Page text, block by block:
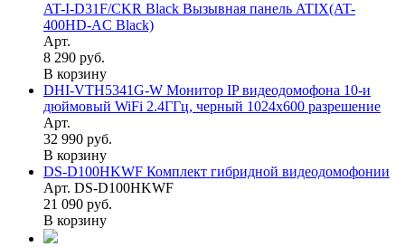
AT-I-D31F/CKR Black Вызывная панель ATIX(AT-
400HD-AC Black)
Арт.
8 290 руб.
В корзину
DHI-VTH5341G-W Монитор IP видеодомофона 10-и
дюймовый WiFi 2.4ГГц, черный 1024x600 разрешение
Арт.
32 990 руб.
В корзину
DS-D100HKWF Комплект гибридной видеодомофонии
Арт. DS-D100HKWF
21 090 руб.
В корзину